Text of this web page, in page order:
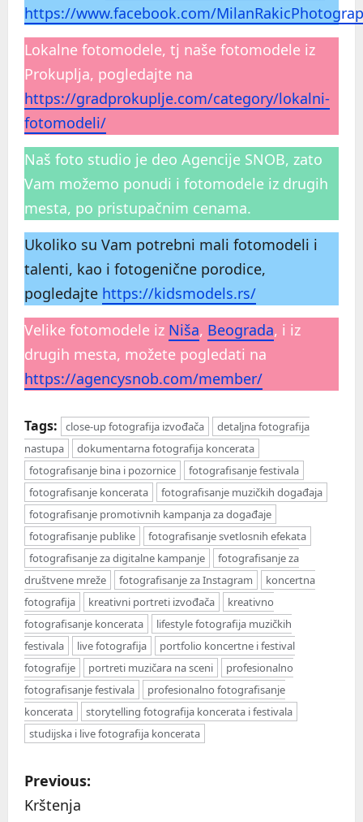
https://www.facebook.com/
Lokalne fotomodele, tj naše fotomodele iz
Prokuplja, pogledajte na
https://gradprokuplje.com/category/lokalni-
fotomodeli/
Naš foto studio je deo Agencije SNOB, zato
Vam možemo ponudi i fotomodele iz drugih
mesta, po pristupačnim cenama.
Ukoliko su Vam potrebni mali fotomodeli i
talenti, kao i fotogenične porodice,
pogledajte https://kidsmodels.rs/
Velike fotomodele iz Niša, Beograda, i iz
drugih mesta, možete pogledati na
https://agencysnob.com/member/
Tags: close-up fotografija izvođača
detaljna fotografija
nastupa
dokumentarna fotografija koncerata
fotografisanje bina i pozornice
fotografisanje festivala
fotografisanje koncerata
fotografisanje muzičkih događaja
fotografisanje promotivnih kampanja za događaje
fotografisanje publike
fotografisanje svetlosnih efekata
fotografisanje za digitalne kampanje
fotografisanje za
društvene mreže
fotografisanje za Instagram
koncertna
fotografija
kreativni portreti izvođača
kreativno
fotografisanje koncerata
lifestyle fotografija muzičkih
festivala
live fotografija
portfolio koncertne i festival
fotografije
portreti muzičara na sceni
profesionalno
fotografisanje festivala
profesionalno fotografisanje
koncerata
storytelling fotografija koncerata i festivala
studijska i live fotografija koncerata
P
o
Previous:
Krštenja